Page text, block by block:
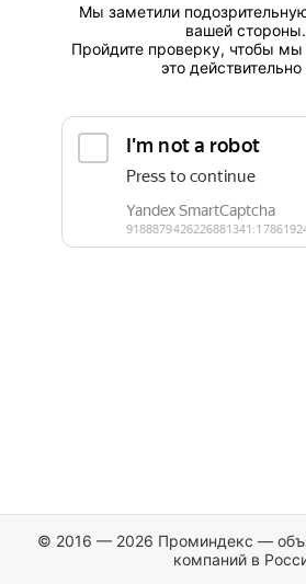
Мы заметили
вашей стороны.
Пройдите проверку, чтобы мы
это
© 2016 — 2026 Проминдекс —
компаний в